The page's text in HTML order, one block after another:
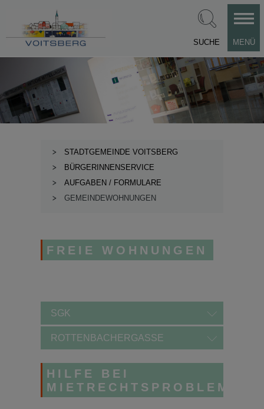
STADTGEMEINDE VOITSBERG
BÜRGERINNENSERVICE
AUFGABEN / FORMULARE
GEMEINDEWOHNUNGEN
FREIE WOHNUNGEN
SGK
ROTTENBACHERGASSE
HILFE BEI
MIETRECHTSPROBLEMEN
SUCHE MENÜ